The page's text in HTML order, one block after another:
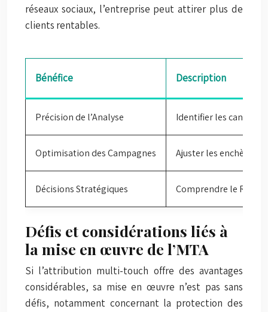
réseaux sociaux, l’entreprise peut attirer plus de
clients rentables.
Bénéfice Description
Précision de l’Analyse Identifier les canaux
Optimisation des Campagnes Ajuster les enchères,
Décisions Stratégiques Comprendre le ROI
Défis et considérations liés à
la mise en œuvre de l’MTA
Si l’attribution multi-touch offre des avantages
considérables, sa mise en œuvre n’est pas sans
défis, notamment concernant la protection des